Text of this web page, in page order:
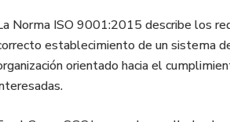
Norma ISO 9001:2015 describe los
establecimiento de un sistema
orientado hacia el